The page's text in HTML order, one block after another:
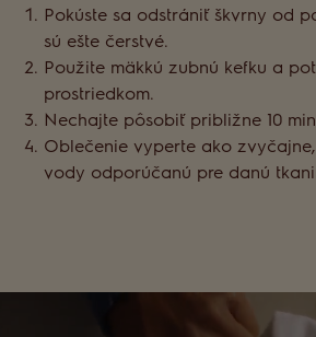
Pokúste sa odstrániť škvrny od
sú ešte čerstvé.
Použite mäkkú zubnú kefku a
prostriedkom.
Nechajte pôsobiť približne 10
Oblečenie vyperte ako
vody odporúčanú pre danú